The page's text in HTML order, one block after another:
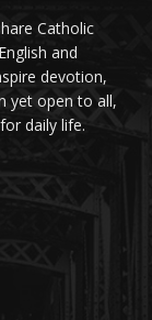
Catholic
and
devotion,
yet open to all,
daily life.